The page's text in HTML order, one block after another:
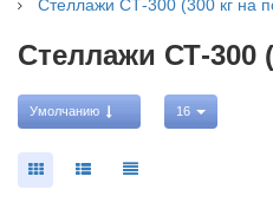
Стеллажи СТ-300 (300 кг на
Стеллажи СТ-300
Умолчанию 16